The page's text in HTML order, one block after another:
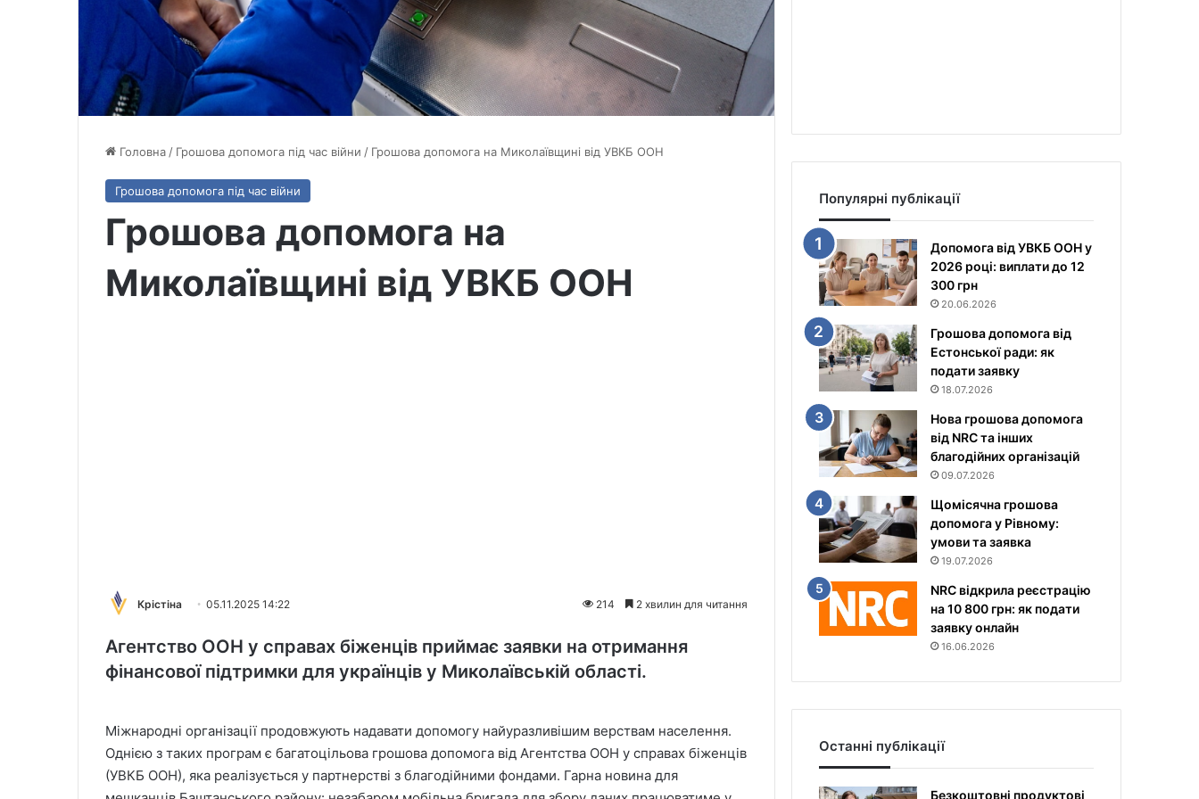
Головна / Грошова допомога під час війни / Грошова допомога на Миколаївщині від УВКБ ООН
Грошова допомога під час війни
Грошова допомога на
Миколаївщині від УВКБ ООН
Крістіна 05.11.2025 14:22 214 2 хвилин для читання
Агентство ООН у справах біженців приймає заявки на отримання
фінансової підтримки для українців у Миколаївській області.
Міжнародні організації продовжують надавати допомогу найуразливішим верствам населення.
Однією з таких програм є багатоцільова грошова допомога від Агентства ООН у справах біженців
(УВКБ ООН), яка реалізується у партнерстві з благодійними фондами. Гарна новина для
Популярні публікації
Допомога від УВКБ ООН у
2026 році: виплати до 12
300 грн
20.06.2026
Грошова допомога від
Естонської ради: як
подати заявку
18.07.2026
Нова грошова допомога
від NRC та інших
благодійних організацій
09.07.2026
Щомісячна грошова
допомога у Рівному:
умови та заявка
19.07.2026
NRC відкрила реєстрацію
на 10 800 грн: як подати
заявку онлайн
16.06.2026
Останні публікації
Безкоштовні продуктові